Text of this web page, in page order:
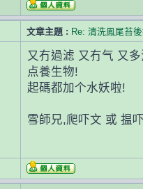
文章主題 : Re: 清洗鳳尾苔
又冇過滤 又冇气 又多
点養生物!
起碼都加个水妖啦!
雪師兄,爬吓文 或 揾